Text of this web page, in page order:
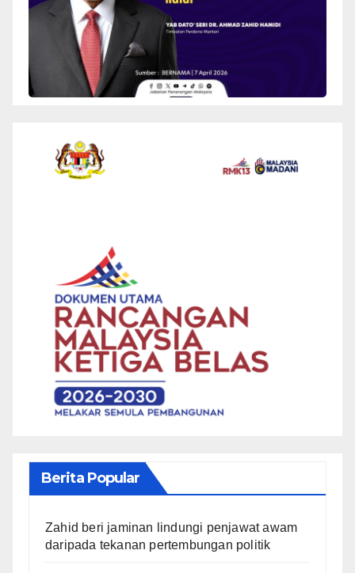
Berita Popular
Zahid beri jaminan lindungi penjawat awam
daripada tekanan pertembungan politik